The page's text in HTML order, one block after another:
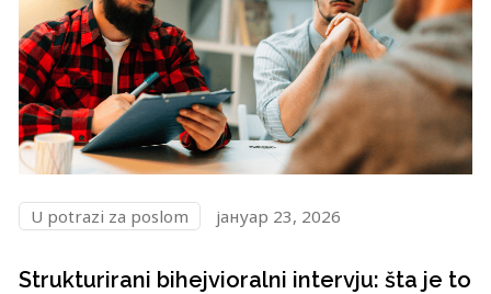
U potrazi za poslom јануар 23, 2026
Strukturirani bihejvioralni intervju: šta je to